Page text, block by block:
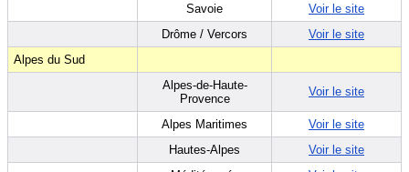
Savoie
Voir le site
Drôme / Vercors
Voir le site
Alpes du Sud
Alpes-de-Haute-
Provence
Voir le site
Alpes Maritimes
Voir le site
Hautes-Alpes
Voir le site